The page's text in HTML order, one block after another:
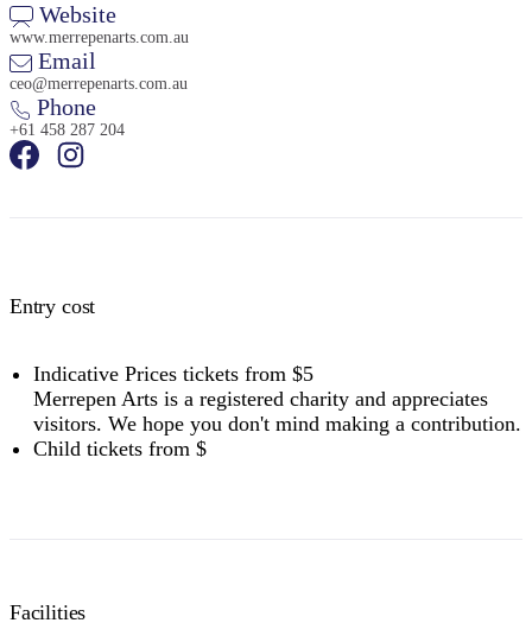
Website
www.merrepenarts.com.au
Email
ceo@merrepenarts.com.au
Phone
+61 458 287 204
Entry cost
Indicative Prices tickets from $5
Merrepen Arts is a registered charity and appreciates
visitors. We hope you don't mind making a contribution.
Child tickets from $
Facilities